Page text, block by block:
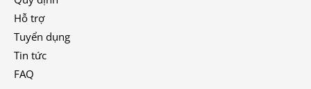
Hỗ trợ
Tuyển dụng
Tin tức
FAQ